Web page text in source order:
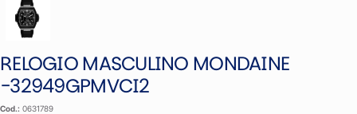
RELOGIO MASCULINO MONDAINE
-32949GPMVCI2
Cod.: 0631789